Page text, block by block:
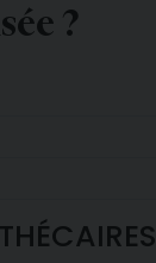
?